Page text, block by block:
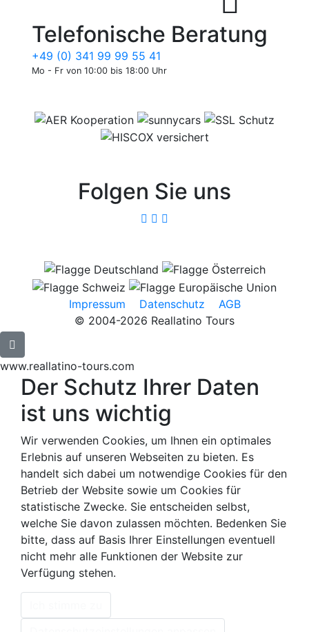
Telefonische Beratung
+49 (0) 341 99 99 55 41
Mo - Fr von 10:00 bis 18:00 Uhr
Folgen Sie uns
Impressum Datenschutz
AGB
© 2004-2026 Reallatino Tours
www.reallatino-tours.com
Der Schutz Ihrer Daten
ist uns wichtig
Wir verwenden Cookies, um Ihnen ein optimales
Erlebnis auf unseren Webseiten zu bieten. Es
handelt sich dabei um notwendige Cookies für den
Betrieb der Website sowie um Cookies für
statistische Zwecke. Sie entscheiden selbst,
welche Sie davon zulassen möchten. Bedenken Sie
bitte, dass auf Basis Ihrer Einstellungen eventuell
nicht mehr alle Funktionen der Website zur
Verfügung stehen.